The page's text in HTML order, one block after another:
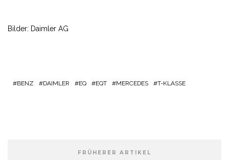
Bilder: Daimler AG
BENZ DAIMLER EQ EQT MERCEDES T-KLASSE
FRÜHERER ARTIKEL